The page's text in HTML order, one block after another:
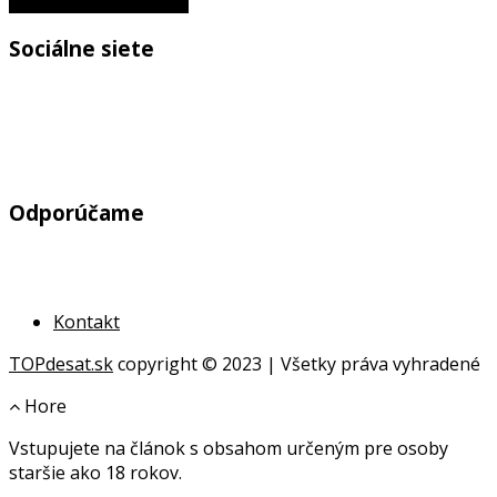
Sociálne siete
Odporúčame
Kontakt
TOPdesat.skcopyright © 2023 | Všetky práva vyhradené
Hore
online
Vstupujete na článok s obsahom určeným pre osoby
staršie ako 18 rokov.